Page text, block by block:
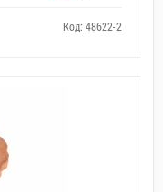
Код: 48622-2